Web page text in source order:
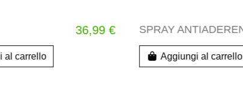
Ciminiera di
Aggiungi al